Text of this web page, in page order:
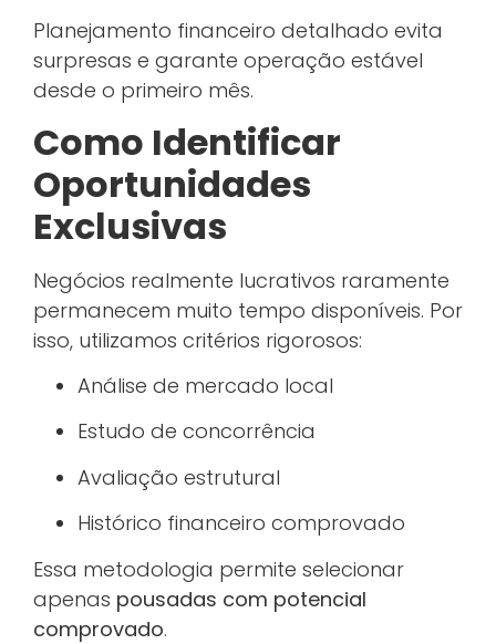
Planejamento financeiro detalhado evita
surpresas e garante operação estável
desde o primeiro mês.
Como Identificar
Oportunidades
Exclusivas
Negócios realmente lucrativos raramente
permanecem muito tempo disponíveis. Por
isso, utilizamos critérios rigorosos:
Análise de mercado local
Estudo de concorrência
Avaliação estrutural
Histórico financeiro comprovado
Essa metodologia permite selecionar
apenas pousadas com potencial
comprovado.